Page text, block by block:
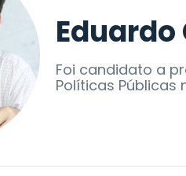
Foi candidato a
Políticas Públicas